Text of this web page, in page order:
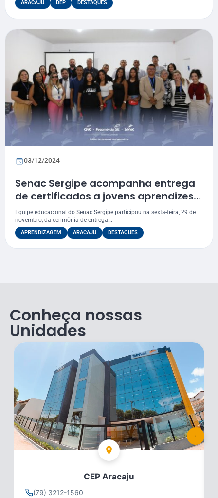
ARACAJU DEP DESTAQUES
03/12/2024
Senac Sergipe acompanha entrega
de certificados a jovens aprendizes
assistidos pela Fundação Renascer
Equipe educacional do Senac Sergipe participou na sexta-feira, 29 de
novembro, da cerimônia de entrega...
APRENDIZAGEM ARACAJU DESTAQUES
Conheça nossas
Unidades
CEP Aracaju
(79) 3212-1560